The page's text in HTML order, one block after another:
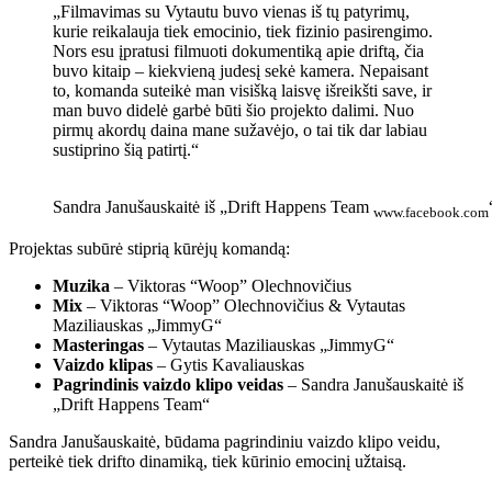
„Filmavimas su Vytautu buvo vienas iš tų patyrimų,
kurie reikalauja tiek emocinio, tiek fizinio pasirengimo.
Nors esu įpratusi filmuoti dokumentiką apie driftą, čia
buvo kitaip – kiekvieną judesį sekė kamera. Nepaisant
to, komanda suteikė man visišką laisvę išreikšti save, ir
man buvo didelė garbė būti šio projekto dalimi. Nuo
pirmų akordų daina mane sužavėjo, o tai tik dar labiau
sustiprino šią patirtį.“
Sandra Janušauskaitė iš „Drift Happens Team www.facebook.com
Projektas subūrė stiprią kūrėjų komandą:
Muzika – Viktoras “Woop” Olechnovičius
Mix – Viktoras “Woop” Olechnovičius & Vytautas
Maziliauskas „JimmyG“
Masteringas – Vytautas Maziliauskas „JimmyG“
Vaizdo klipas – Gytis Kavaliauskas
Pagrindinis vaizdo klipo veidas – Sandra Janušauskaitė iš
„Drift Happens Team“
Sandra Janušauskaitė, būdama pagrindiniu vaizdo klipo veidu,
perteikė tiek drifto dinamiką, tiek kūrinio emocinį užtaisą.